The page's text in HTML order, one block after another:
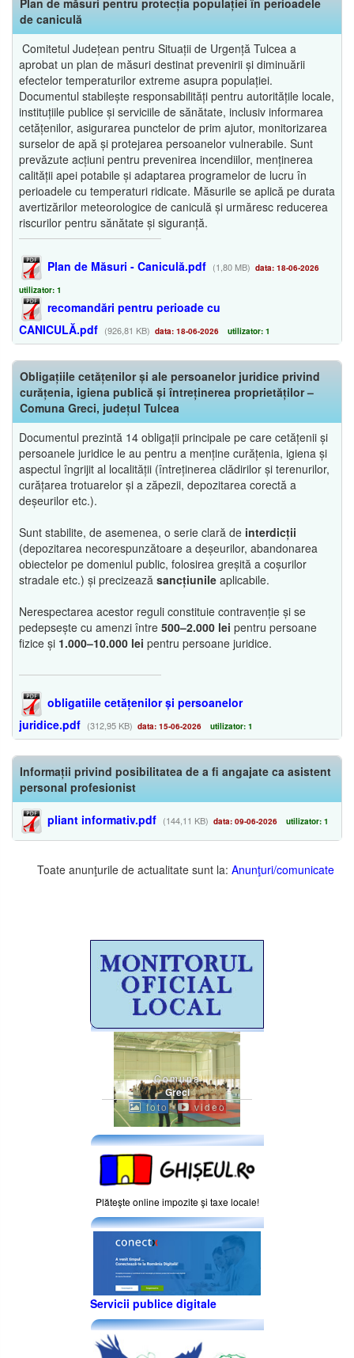
Plan de măsuri pentru protecția populației în perioadele
de caniculă
Comitetul Județean pentru Situații de Urgență Tulcea a
aprobat un plan de măsuri destinat prevenirii și diminuării
efectelor temperaturilor extreme asupra populației.
Documentul stabilește responsabilități pentru autoritățile locale,
instituțiile publice și serviciile de sănătate, inclusiv informarea
cetățenilor, asigurarea punctelor de prim ajutor, monitorizarea
surselor de apă și protejarea persoanelor vulnerabile. Sunt
prevăzute acțiuni pentru prevenirea incendiilor, menținerea
calității apei potabile și adaptarea programelor de lucru în
perioadele cu temperaturi ridicate. Măsurile se aplică pe durata
avertizărilor meteorologice de caniculă și urmăresc reducerea
riscurilor pentru sănătate și siguranță.
Plan de Măsuri - Caniculă.pdf (1,80 MB) data: 18-06-2026
utilizator: 1
recomandări pentru perioade cu
CANICULĂ.pdf (926,81 KB) data: 18-06-2026 utilizator: 1
Obligațiile cetățenilor și ale persoanelor juridice privind
curățenia, igiena publică și întreținerea proprietăților –
Comuna Greci, județul Tulcea
Documentul prezintă 14 obligații principale pe care cetățenii și
persoanele juridice le au pentru a menține curățenia, igiena și
aspectul îngrijit al localității (întreținerea clădirilor și terenurilor,
curățarea trotuarelor și a zăpezii, depozitarea corectă a
deșeurilor etc.).
Sunt stabilite, de asemenea, o serie clară de interdicții
(depozitarea necorespunzătoare a deșeurilor, abandonarea
obiectelor pe domeniul public, folosirea greșită a coșurilor
stradale etc.) și precizează sancțiunile aplicabile.
Nerespectarea acestor reguli constituie contravenție și se
pedepsește cu amenzi între 500–2.000 lei pentru persoane
fizice și 1.000–10.000 lei pentru persoane juridice.
obligatiile cetățenilor și persoanelor
juridice.pdf (312,95 KB) data: 15-06-2026 utilizator: 1
Informații privind posibilitatea de a fi angajate ca asistent
personal profesionist
pliant informativ.pdf (144,11 KB) data: 09-06-2026 utilizator: 1
Toate anunţurile de actualitate sunt la: Anunţuri/comunicate
Comuna
Greci
foto video
Plăteşte online impozite şi taxe locale!
Servicii publice digitale